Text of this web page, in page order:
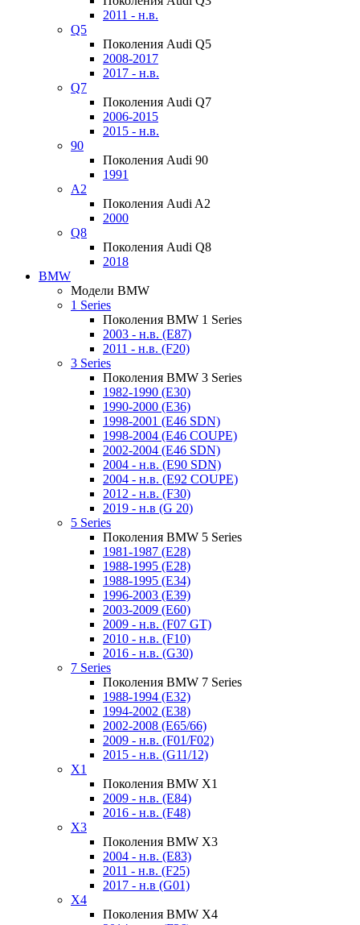
2011 - н.в.
Q5
Поколения Audi Q5
2008-2017
2017 - н.в.
Q7
Поколения Audi Q7
2006-2015
2015 - н.в.
90
Поколения Audi 90
1991
A2
Поколения Audi A2
2000
Q8
Поколения Audi Q8
2018
BMW
Модели BMW
1 Series
Поколения BMW 1 Series
2003 - н.в. (E87)
2011 - н.в. (F20)
3 Series
Поколения BMW 3 Series
1982-1990 (E30)
1990-2000 (E36)
1998-2001 (E46 SDN)
1998-2004 (E46 COUPE)
2002-2004 (E46 SDN)
2004 - н.в. (E90 SDN)
2004 - н.в. (E92 COUPE)
2012 - н.в. (F30)
2019 - н.в (G 20)
5 Series
Поколения BMW 5 Series
1981-1987 (E28)
1988-1995 (E28)
1988-1995 (E34)
1996-2003 (E39)
2003-2009 (E60)
2009 - н.в. (F07 GT)
2010 - н.в. (F10)
2016 - н.в. (G30)
7 Series
Поколения BMW 7 Series
1988-1994 (E32)
1994-2002 (E38)
2002-2008 (E65/66)
2009 - н.в. (F01/F02)
2015 - н.в. (G11/12)
X1
Поколения BMW X1
2009 - н.в. (E84)
2016 - н.в. (F48)
X3
Поколения BMW X3
2004 - н.в. (E83)
2011 - н.в. (F25)
2017 - н.в (G01)
X4
Поколения BMW X4